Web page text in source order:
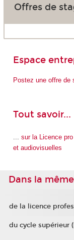
Offres de
Espace
Postez une offre de
Tout savoir...
sur la Licence
et audiovisuelles
Dans la
de la licence
du cycle supérieur